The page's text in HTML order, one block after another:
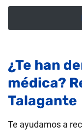
¿Te han
médica?
Talagante
Te ayudamos a